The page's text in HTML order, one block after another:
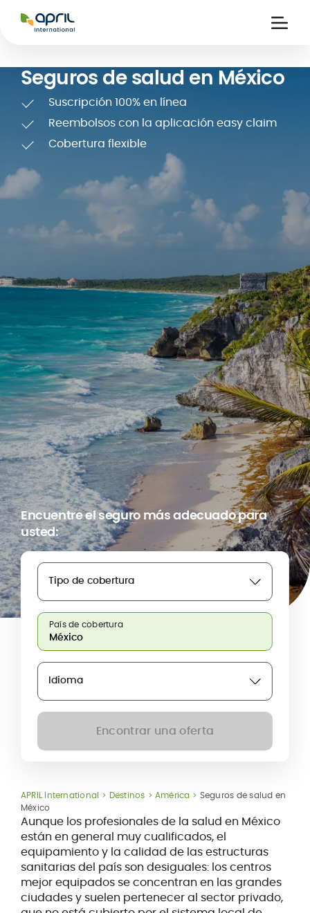
International
Seguros de salud en México
Suscripción 100% en línea
Reembolsos con la aplicación easy claim
Cobertura flexible
Encuentre el seguro más adecuado para
usted:
Tipo de cobertura
País de cobertura
Idioma
Encontrar una oferta
APRIL International Destinos América
Seguros de salud en
México
Aunque los profesionales de la salud en México
están en general muy cualificados, el
equipamiento y la calidad de las estructuras
sanitarias del país son desiguales: los centros
mejor equipados se concentran en las grandes
ciudades y suelen pertenecer al sector privado,